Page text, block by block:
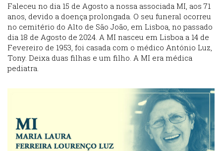
Faleceu no dia 15 de Agosto a nossa associada MI, aos 71
anos, devido a doença prolongada. O seu funeral ocorreu
no cemitério do Alto de São João, em Lisboa, no passado
dia 18 de Agosto de 2024. A MI nasceu em Lisboa a 14 de
Fevereiro de 1953, foi casada com o médico António Luz,
Tony. Deixa duas filhas e um filho. A MI era médica
pediatra.